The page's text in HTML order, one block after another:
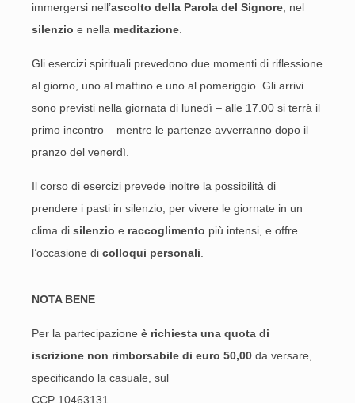
immergersi nell’ascolto della Parola del Signore , nel
silenzio e nella meditazione
Gli esercizi spirituali prevedono due momenti di riflessione
al giorno, uno al mattino e uno al pomeriggio. Gli arrivi
sono previsti nella giornata di lunedì – alle 17.00 si terrà il
primo incontro – mentre le partenze avverranno dopo il
pranzo del venerdì.
Il corso di esercizi prevede inoltre la possibilità di
prendere i pasti in silenzio, per vivere le giornate in un
clima di silenzio e raccoglimento più intensi, e offre
l’occasione di colloqui personali
NOTA BENE
Per la partecipazione è richiesta una quota di
iscrizione non rimborsabile di euro 50,00 da versare,
specificando la casuale, sul
CCP 10463131